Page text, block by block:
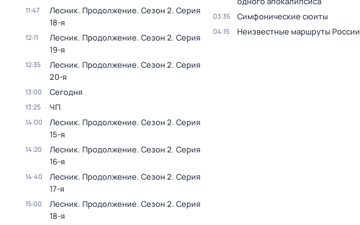
11:47 Лесник. Продолжение. Сезон 2. Серия
18-я
12:11 Лесник. Продолжение. Сезон 2. Серия
19-я
12:35 Лесник. Продолжение. Сезон 2. Серия
20-я
13:00 Сегодня
13:25 ЧП
14:00 Лесник. Продолжение. Сезон 2. Серия
15-я
14:20 Лесник. Продолжение. Сезон 2. Серия
16-я
14:40 Лесник. Продолжение. Сезон 2. Серия
17-я
15:00 Лесник. Продолжение. Сезон 2. Серия
18-я
03:35 Симфонические сюиты
04:15 Неизвестные маршруты России